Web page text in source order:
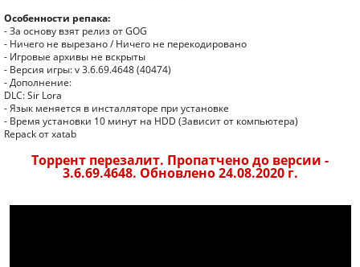
Особенности репака:
- За основу взят релиз от GOG
- Ничего не вырезано / Ничего не перекодировано
- Игровые архивы не вскрыты
- Версия игры: v 3.6.69.4648 (40474)
- Дополнение:
DLC: Sir Lora
- Язык меняется в инсталляторе при установке
- Время установки 10 минут на HDD (Зависит от компьютера)
Repack от xatab
Торрент перезалит. Пропатчено до версии -
3.6.69.4648. Обновлено 24.08.2020 г.